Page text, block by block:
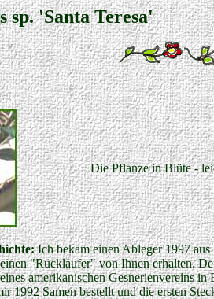
sp. 'Santa Teresa'
Die Pflanze in Blüte -
Ich bekam einen Ableger 1997
"Rückläufer" von Ihnen erhalten.
amerikanischen Gesnerienvereins
1992 Samen bestellt und die ersten